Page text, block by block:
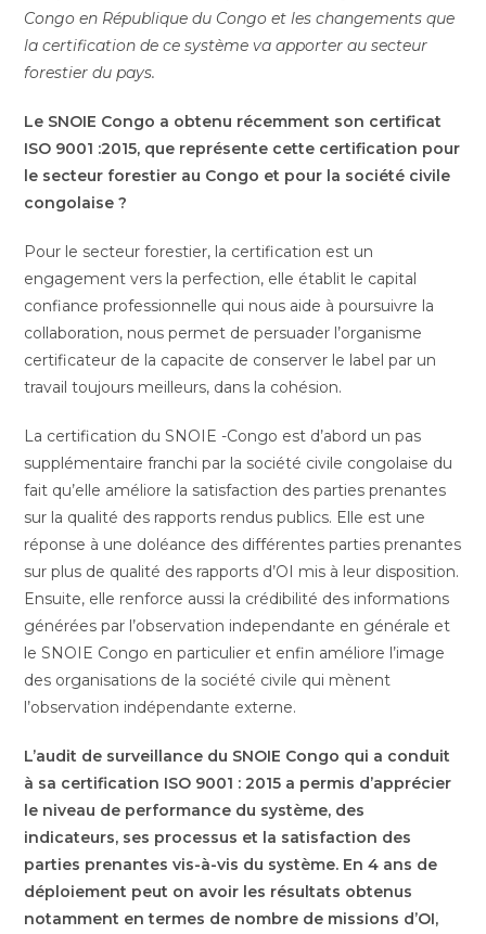
Congo en République du Congo et les changements que
la certification de ce système va apporter au secteur
forestier du pays.
Le SNOIE Congo a obtenu récemment son certificat
ISO 9001 :2015, que représente cette certification pour
le secteur forestier au Congo et pour la société civile
congolaise ?
Pour le secteur forestier, la certification est un
engagement vers la perfection, elle établit le capital
confiance professionnelle qui nous aide à poursuivre la
collaboration, nous permet de persuader l’organisme
certificateur de la capacite de conserver le label par un
travail toujours meilleurs, dans la cohésion.
La certification du SNOIE -Congo est d’abord un pas
supplémentaire franchi par la société civile congolaise du
fait qu’elle améliore la satisfaction des parties prenantes
sur la qualité des rapports rendus publics. Elle est une
réponse à une doléance des différentes parties prenantes
sur plus de qualité des rapports d’OI mis à leur disposition.
Ensuite, elle renforce aussi la crédibilité des informations
générées par l’observation independante en générale et
le SNOIE Congo en particulier et enfin améliore l’image
des organisations de la société civile qui mènent
l’observation indépendante externe.
L’audit de surveillance du SNOIE Congo qui a conduit
à sa certification ISO 9001 : 2015 a permis d’apprécier
le niveau de performance du système, des
indicateurs, ses processus et la satisfaction des
parties prenantes vis-à-vis du système. En 4 ans de
déploiement peut on avoir les résultats obtenus
notamment en termes de nombre de missions d’OI,